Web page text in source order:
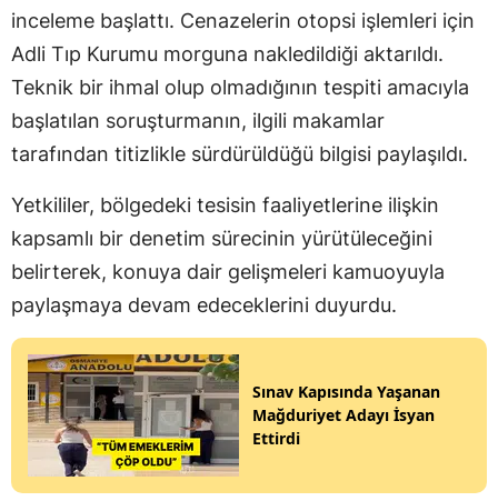
inceleme başlattı. Cenazelerin otopsi işlemleri için
Adli Tıp Kurumu morguna nakledildiği aktarıldı.
Teknik bir ihmal olup olmadığının tespiti amacıyla
başlatılan soruşturmanın, ilgili makamlar
tarafından titizlikle sürdürüldüğü bilgisi paylaşıldı.
Yetkililer, bölgedeki tesisin faaliyetlerine ilişkin
kapsamlı bir denetim sürecinin yürütüleceğini
belirterek, konuya dair gelişmeleri kamuoyuyla
paylaşmaya devam edeceklerini duyurdu.
Sınav Kapısında Yaşanan
Mağduriyet Adayı İsyan
Ettirdi